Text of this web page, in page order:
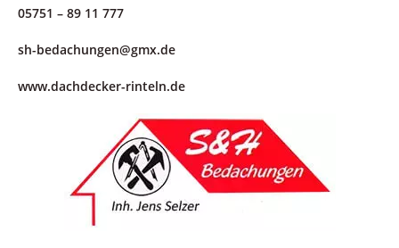
05751 – 89 11 777
sh-bedachungen@gmx.de
www.dachdecker-rinteln.de